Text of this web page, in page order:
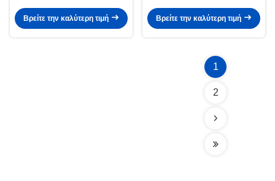
Βρείτε την καλύτερη τιμή
πλάτος ταινίας υλικό από
Βρείτε την καλύτερη τιμή
1
2